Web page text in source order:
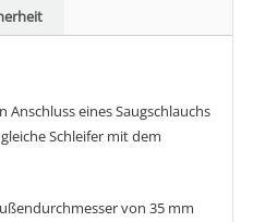
eines Saugschlauchs
Schleifer mit dem
von 35 mm